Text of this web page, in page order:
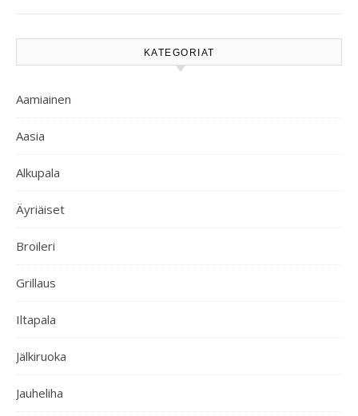
KATEGORIAT
Aamiainen
Aasia
Alkupala
Äyriäiset
Broileri
Grillaus
Iltapala
Jälkiruoka
Jauheliha